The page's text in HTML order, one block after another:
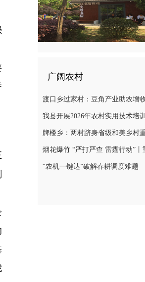
广阔农村
我县开展2026年农村实用技术培训
“农机一键达”破解春耕调度难题